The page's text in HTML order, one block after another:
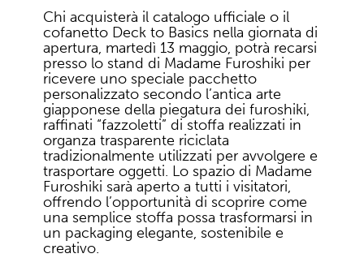
Chi acquisterà il catalogo ufficiale o il
cofanetto Deck to Basics nella giornata di
apertura, martedì 13 maggio, potrà recarsi
presso lo stand di Madame Furoshiki per
ricevere uno speciale pacchetto
personalizzato secondo l’antica arte
giapponese della piegatura dei furoshiki,
raffinati “fazzoletti” di stoffa realizzati in
organza trasparente riciclata
tradizionalmente utilizzati per avvolgere e
trasportare oggetti. Lo spazio di Madame
Furoshiki sarà aperto a tutti i visitatori,
offrendo l’opportunità di scoprire come
una semplice stoffa possa trasformarsi in
un packaging elegante, sostenibile e
creativo.